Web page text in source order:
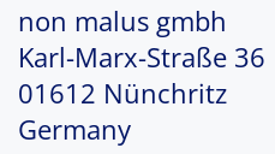
non malus gmbh
Karl-Marx-Straße 36
01612 Nünchritz
Germany